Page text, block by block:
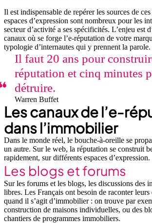
Il est indispensable de repérer les sources de
espaces d’expression sont nombreux pour les
secteurd’activité a ses spécificités. L’enjeu est
canaux où se forge l’e-réputation de votre
typologie d’internautes qui y prennent la parole.
Il faut 20 ans pour
réputation et cinq minutes
détruire.
Warren Buffet
Les canaux de l’e-
dans l’immobilier
Dans le monde réel, le bouche-à-oreille se
un autre. Sur le web, la réputation se construit
rapidement, sur différents espaces d’expression.
Les blogs et forums
Sur les forums et les blogs, les discussions des
libres. Les Français ont besoin de raconter leurs
quand il s’agit d’immobilier : on trouve par
construction de maisons individuelles, ou des
chantiers de programmes immobiliers.